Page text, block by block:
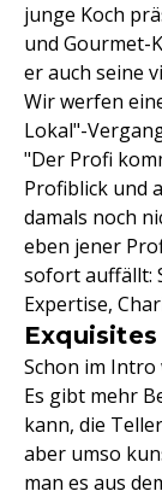
junge Koch
und Gourmet-
er auch seine
Wir werfen
Lokal"-
"Der Profi
Profiblick und
damals noch
eben jener
sofort auffällt:
Expertise,
Schon im
Es gibt mehr
kann, die
aber umso
man es aus